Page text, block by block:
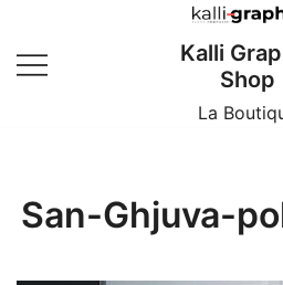
content
Kalli
Shop
La
San-Ghjuva-